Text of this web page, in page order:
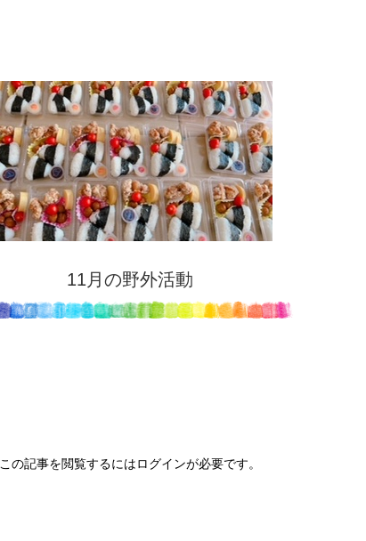
11月の野外活動
この記事を閲覧するにはログインが必要です。